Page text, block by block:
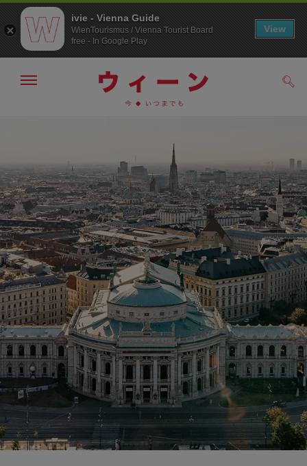
へ
ジ
の
ト
ッ
プ
へ
メ
非
表
示
ivie - Vienna Guide
WienTourismus / Vienna Tourist Board
free - In Google Play
View